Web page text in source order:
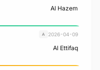
Al Hazem
2026-04-09
A
Al Ettifaq